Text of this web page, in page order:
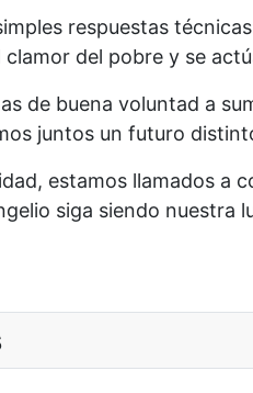
respuestas
del pobre y se
de buena voluntad a
juntos un futuro
estamos llamados a
siga siendo
de los Proyectos de